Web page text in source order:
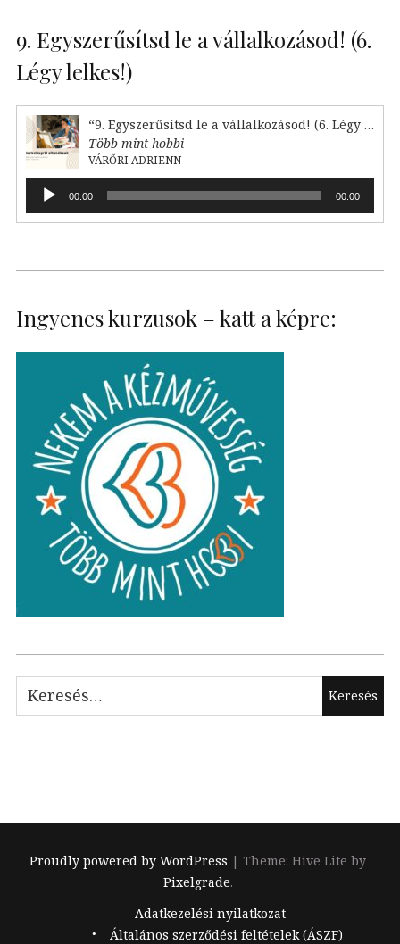
9. Egyszerűsítsd le a vállalkozásod! (6.
Légy lelkes!)
“9. Egyszerűsítsd le a vállalkozásod! (6. Légy lelkes!)”
Több mint hobbi
VÁRŐRI ADRIENN
Audió
lejátszó00:00 00:00
Ingyenes kurzusok – katt a képre:
Keresés:
Proudly powered by WordPress |Theme: Hive Lite by
Pixelgrade.
Adatkezelési nyilatkozat
Általános szerződési feltételek (ÁSZF)